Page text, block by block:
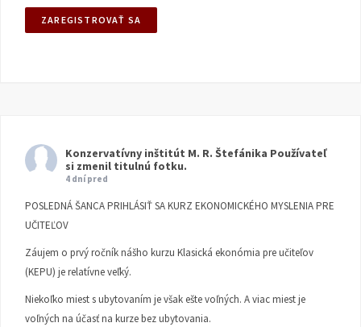
Konzervatívny inštitút M. R. Štefánika Používateľ
si zmenil titulnú fotku.
4 dní pred
POSLEDNÁ ŠANCA PRIHLÁSIŤ SA KURZ EKONOMICKÉHO MYSLENIA PRE
UČITEĽOV
Záujem o prvý ročník nášho kurzu Klasická ekonómia pre učiteľov
(KEPU) je relatívne veľký.
Niekoľko miest s ubytovaním je však ešte voľných. A viac miest je
voľných na účasť na kurze bez ubytovania.